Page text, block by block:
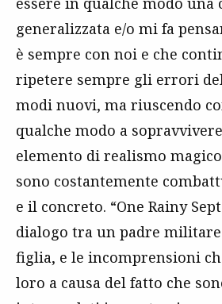
generalizzata e/o mi fa
è sempre con noi e che
ripetere sempre gli errori
modi nuovi, ma riuscendo
qualche modo a
elemento di realismo
sono costantemente
e il concreto. “One Rainy
dialogo tra un padre militare
figlia, e le incomprensioni
loro a causa del fatto che